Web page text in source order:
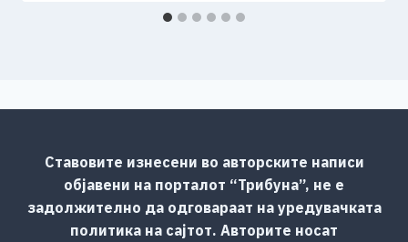
Ставовите изнесени во авторските написи
објавени на порталот “Трибуна”, не е
задолжително да одговараат на уредувачката
политика на сајтот. Авторите носат